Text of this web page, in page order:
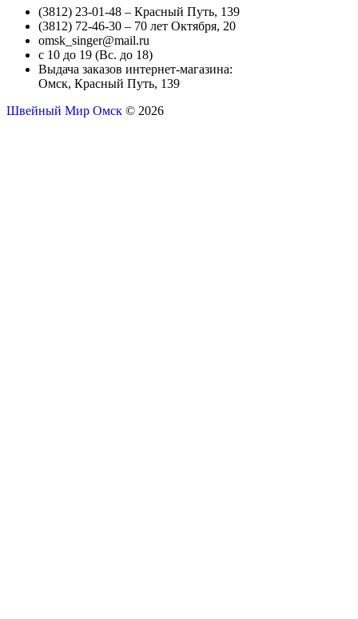
(3812) 23-01-48 – Красный Путь, 139
(3812) 72-46-30 – 70 лет Октября, 20
omsk_singer@mail.ru
с 10 до 19 (Вс. до 18)
Выдача заказов интернет-магазина:
Омск, Красный Путь, 139
Швейный Мир Омск © 2026